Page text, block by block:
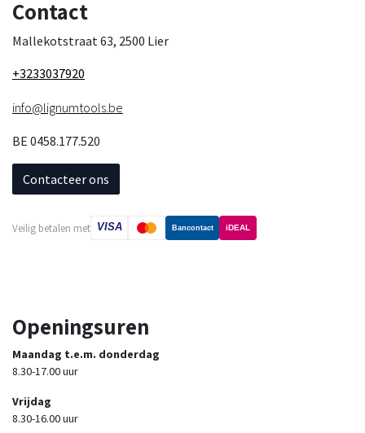
Contact
Mallekotstraat 63, 2500 Lier
+3233037920
info@lignumtools.be
BE 0458.177.520
Contacteer ons
Veilig betalen met VISA Bancontact iDEAL
Openingsuren
Maandag t.e.m. donderdag
8.30-17.00 uur
Vrijdag
8.30-16.00 uur